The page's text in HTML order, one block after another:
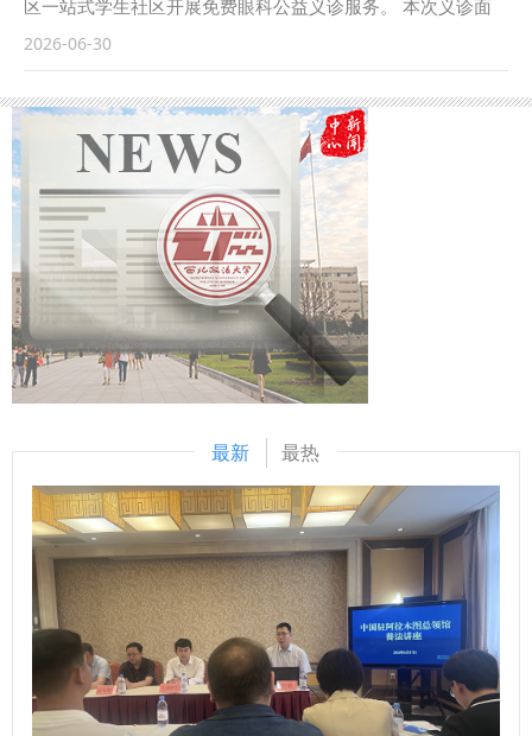
考、国际视野和中国实践等四个方面，阐释了大学治理的核心
要义，提出了提升管理能力的方法路径和内在要求，对全体干
部进一步理解和把握大学治理规律、提升治理水平具有很强的
针对性和指导性。 “这是一场既有高度又接地气的报告！”培训
结束后，人事处处长朱茂深有感触，“听了张炜教授的报告，
我深刻认识到大学治理的中国实践对人事工作提出了新的更高
要求，特别是在AI时代，更需勤学善思、主动求变，推动人事
管理从‘事务型’向‘治理型’转变，为推动学校事业高质量发展提
供坚实人才保障”。国际法学院（国际仲裁学院）院长张超汉
也分享了自己的学习体会：“学院在大学治理体系和治理能力
治理效能，努力推动涉外法治人才培养取得更大成绩”。 此次
培训主题鲜明、内容充实，为全体干部上了一堂生动的治理能
力提升课。与会干部一致表示，将把学习收获带回岗位、融入
工作，持续锤炼干事创业本领，在推进学校治理体系和治理能
力现代化中展现新担当、实现新作为。 （供稿：党委组织部
撰稿：祝越 审核：康鹏）
等革命先辈攻坚克难、创建我国北方首个山区革命根据地的壮
阔历程，诠释了照金精神的厚重历史底蕴和鲜活时代价值。
在讲解员引导下，中心组成员依次参观各主题展区，全面回顾
陕甘边革命根据地从创建、发展到壮大的历史。大家驻足细看
革命实物、影像资料与史料手稿，认真聆听烽火年代的革命故
事，重温那段筚路蓝缕、星火燎原的奋斗征程，感受革命先辈
们坚守信仰、扎根群众、顽强斗争的崇高品格。 参观结束
后，全体人员来到陕甘边革命英雄纪念碑前，校党委书记赵万
东代表学校向革命烈士敬献花篮，致以深切缅怀与崇高敬意。
巍巍青山存壮志，铮铮誓词践初心，敬献仪式结束，全体党员
面向鲜红党旗肃立，高举右拳重温入党誓词，进一步筑牢理想
信念根基，凝聚干事创业力量。 下午，一行人来到陈家坡会
议旧址，百年古树浓荫如盖，石板老屋静静矗立，全体成员围
坐树下，共同聆听《弘扬照金精神 筑牢理想信念》专题微党
课。授课人结合鲜活生动的革命史实，深入阐释照金精神“忠
诚于党的坚定信念、顽强斗争的英雄气概、扎根群众的工作作
风”核心内涵，回顾老一辈革命家扎根西北、独立自主开辟革
命道路的艰辛历程，讲述军民同心、患难与共的鱼水深情。在
场党员深受触动，大家一致认为，要自觉赓续红色血脉、传承
红色基因，从照金精神中汲取奋进力量。 本次研学既是传承
红色薪火的寻根之旅，也是砥砺初心、校准正确政绩观的党性
区一站式学生社区开展免费眼科公益义诊服务。 本次义诊面
向全体在校师生，提供全套一站式眼部健康筛查。现场医务人
员依次为参与师生开展基础视力检测、电脑验光、裂隙灯专项
检查，全面排查近视、散光、干眼症、角膜病变等多发眼部疾
患。结合各项检查结果，眼科专家一对一开展健康问诊，出具
针对性护眼方案与就医指导，细致解答近视防控、视疲劳改善
等师生普遍关心的问题，并发放护眼科普宣传材料，引导大家
纠正过度使用电子设备、近距离用眼等不健康行为。活动现场
秩序井然，参与师生纷纷表示收获颇丰。 （供稿：门诊部 撰
稿：王枫 审核：金山）
2026-06-30
最新 最热